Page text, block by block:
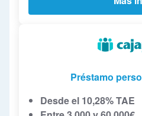
Préstamo
Desde el 10,28% TAE